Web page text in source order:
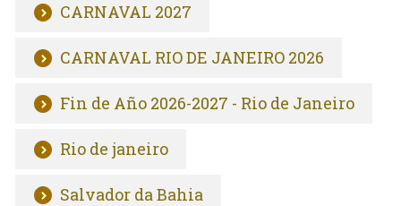
CARNAVAL 2027
CARNAVAL RIO DE JANEIRO 2026
Fin de Año 2026-2027 - Rio de Janeiro
Rio de janeiro
Salvador da Bahia